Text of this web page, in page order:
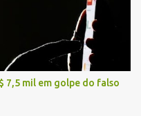
anos, o Governo
ao fortalecimento
e da
Entretanto, em um cenário
limitados, a
é apenas investir mais,
produzir o maior benefício
7,5 mil em golpe do falso